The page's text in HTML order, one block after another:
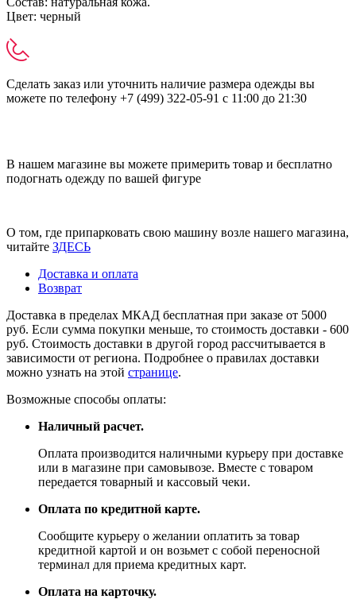
Цвет: черный
Сделать заказ или уточнить наличие размера одежды вы
можете по телефону +7 (499) 322-05-91 с 11:00 до 21:30
В нашем магазине вы можете примерить товар и бесплатно
подогнать одежду по вашей фигуре
О том, где припарковать свою машину возле нашего магазина,
читайте ЗДЕСЬ
Доставка и оплата
Возврат
Доставка в пределах МКАД бесплатная при заказе от 5000
руб. Если сумма покупки меньше, то стоимость доставки - 600
руб. Стоимость доставки в другой город рассчитывается в
зависимости от региона. Подробнее о правилах доставки
можно узнать на этой странице.
Возможные способы оплаты:
Наличный расчет.
Оплата производится наличными курьеру при доставке
или в магазине при самовывозе. Вместе с товаром
передается товарный и кассовый чеки.
Оплата по кредитной карте.
Сообщите курьеру о желании оплатить за товар
кредитной картой и он возьмет с собой переносной
терминал для приема кредитных карт.
Оплата на карточку.